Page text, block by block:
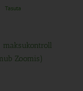
Tasuta
maksukontroll
Zoomis)